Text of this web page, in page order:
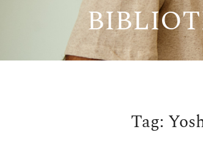
Tag: